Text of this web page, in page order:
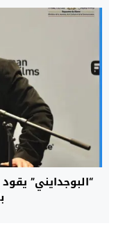
“البوجدايني”